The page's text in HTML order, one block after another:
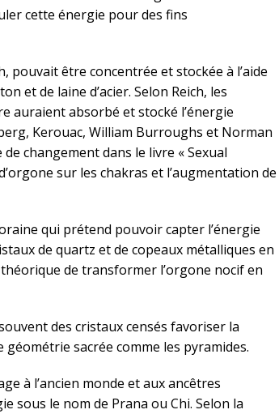
cette énergie pour des fins
pouvait être concentrée et stockée à l’aide
et de laine d’acier. Selon Reich, les
auraient absorbé et stocké l’énergie
Kerouac, William Burroughs et Norman
changement dans le livre « Sexual
sur les chakras et l’augmentation de
qui prétend pouvoir capter l’énergie
de quartz et de copeaux métalliques en
de transformer l’orgone nocif en
des cristaux censés favoriser la
sacrée comme les pyramides.
à l’ancien monde et aux ancêtres
sous le nom de Prana ou Chi. Selon la